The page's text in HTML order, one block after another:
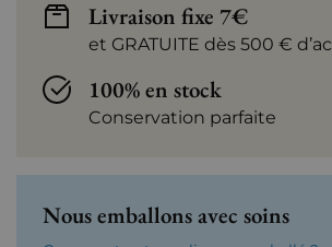
Livraison fixe 7€
et GRATUITE dès 500 €
100% en stock
Conservation parfaite
Nous emballons avec soins